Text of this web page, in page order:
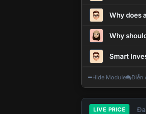
Why does
Why
Smart
Hide Module Diễn
LIVE PRICE